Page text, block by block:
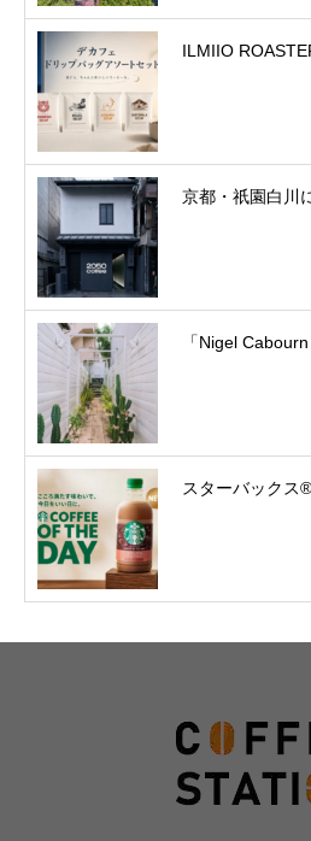
ILMIIO
京都・祇園白川
「Nigel
スターバックス